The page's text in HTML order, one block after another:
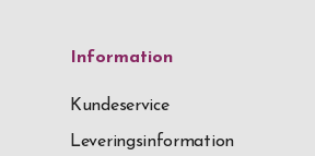
Information
Kundeservice
Leveringsinformation